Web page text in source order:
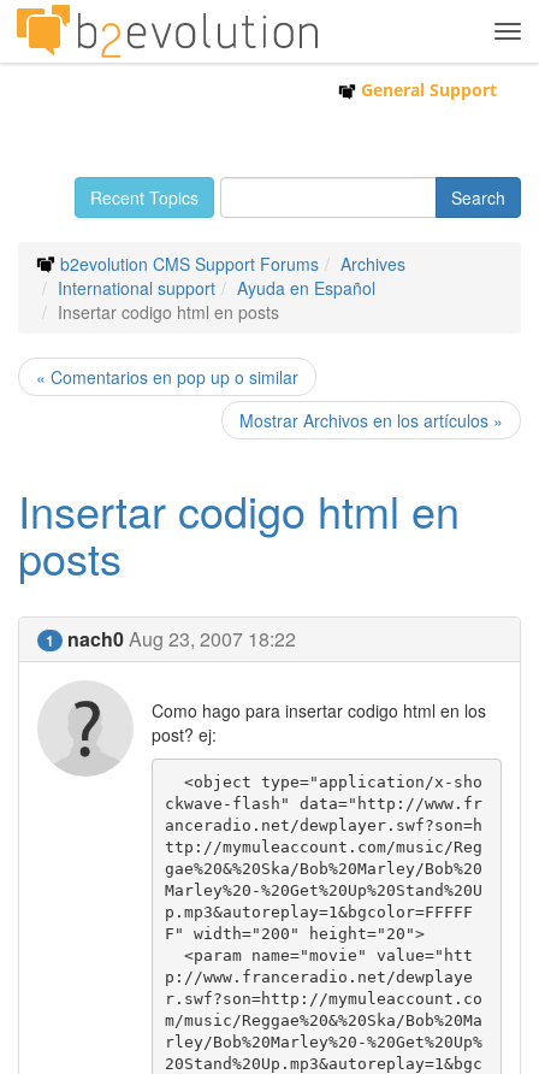
General Support
Recent Topics
b2evolution CMS Support Forums
Archives
International support
Ayuda en Español
Insertar codigo html en posts
« Comentarios en pop up o similar
Mostrar Archivos en los artículos »
Insertar codigo html en
posts
1 nach0Aug 23, 2007 18:22
Como hago para insertar codigo html en los
post? ej:
ckwave-flash" data="http://www.fr
anceradio.net/dewplayer.swf?son=h
ttp://mymuleaccount.com/music/Reg
gae%20&%20Ska/Bob%20Marley/Bob%20
Marley%20-%20Get%20Up%20Stand%20U
p.mp3&autoreplay=1&bgcolor=FFFFF
F" width="200" height="20">
p://www.franceradio.net/dewplaye
r.swf?son=http://mymuleaccount.co
m/music/Reggae%20&%20Ska/Bob%20Ma
rley/Bob%20Marley%20-%20Get%20Up%
20Stand%20Up.mp3&autoreplay=1&bgc